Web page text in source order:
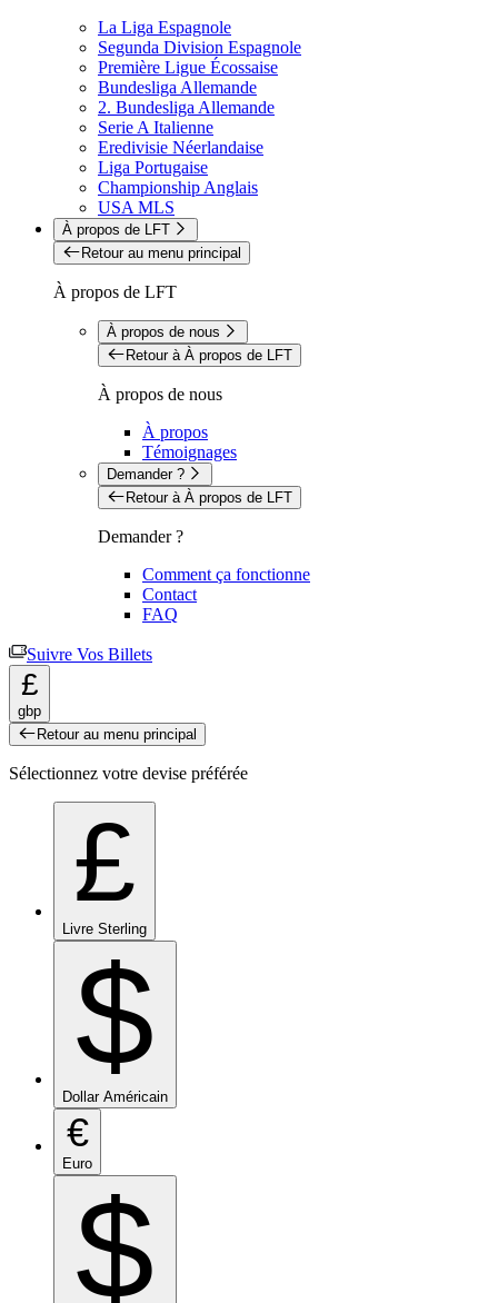
La Liga Espagnole
Segunda Division Espagnole
Première Ligue Écossaise
Bundesliga Allemande
2. Bundesliga Allemande
Serie A Italienne
Eredivisie Néerlandaise
Liga Portugaise
Championship Anglais
USA MLS
À propos de LFT
Retour au menu principal
À propos de LFT
À propos de nous
Retour à À propos de LFT
À propos de nous
À propos
Témoignages
Demander ?
Retour à À propos de LFT
Demander ?
Comment ça fonctionne
Contact
FAQ
Suivre Vos Billets
£
gbp
Retour au menu principal
Sélectionnez votre devise préférée
£
Livre Sterling
$
Dollar Américain
€
Euro
$